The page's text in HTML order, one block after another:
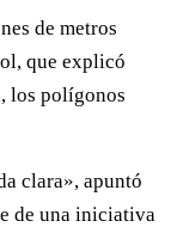
de metros
que explicó
los polígonos
clara», apuntó
de una iniciativa